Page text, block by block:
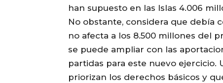
han supuesto en las Islas 4.006
No obstante, considera que debía
no afecta a los 8.500 millones del
se puede ampliar con las
partidas para este nuevo ejercicio.
priorizan los derechos básicos y